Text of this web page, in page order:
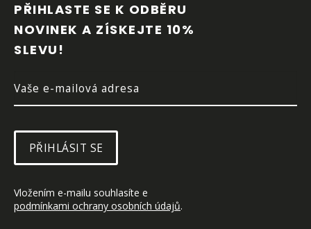
PŘIHLASTE SE K ODBĚRU
NOVINEK A ZÍSKEJTE 10%
SLEVU!
PŘIHLÁSIT SE
Vložením e-mailu souhlasíte e
podmínkami ochrany osobních údajů.